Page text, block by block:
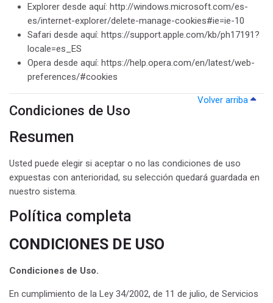
Explorer desde aquí: http://windows.microsoft.com/es-
es/internet-explorer/delete-manage-cookies#ie=ie-10
Safari desde aquí: https://support.apple.com/kb/ph17191?
locale=es_ES
Opera desde aquí: https://help.opera.com/en/latest/web-
preferences/#cookies
Volver arriba
Condiciones de Uso
Resumen
Usted puede elegir si aceptar o no las condiciones de uso
expuestas con anterioridad, su selección quedará guardada en
nuestro sistema.
Política completa
CONDICIONES DE USO
Condiciones de Uso.
En cumplimiento de la Ley 34/2002, de 11 de julio, de Servicios